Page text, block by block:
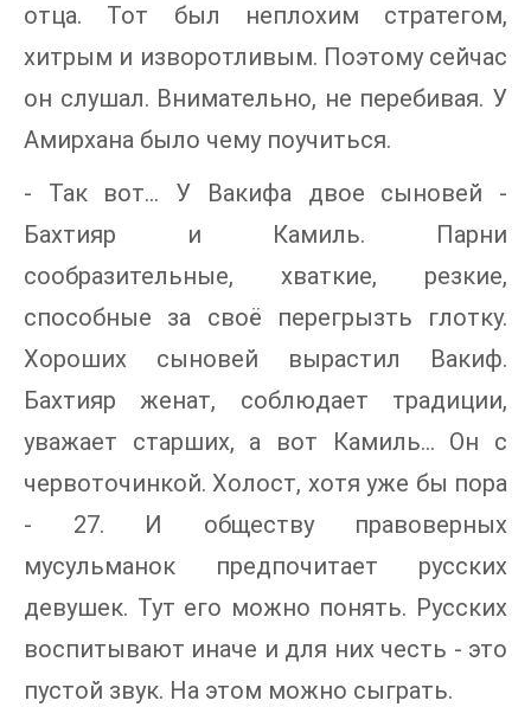
отца. Тот был неплохим стратегом,
хитрым и изворотливым. Поэтому сейчас
он слушал. Внимательно, не перебивая. У
Амирхана было чему поучиться.
- Так вот... У Вакифа двое сыновей -
Бахтияр и Камиль. Парни
сообразительные, хваткие, резкие,
способные за своё перегрызть глотку.
Хороших сыновей вырастил Вакиф.
Бахтияр женат, соблюдает традиции,
уважает старших, а вот Камиль... Он с
червоточинкой. Холост, хотя уже бы пора
- 27. И обществу правоверных
мусульманок предпочитает русских
девушек. Тут его можно понять. Русских
воспитывают иначе и для них честь - это
пустой звук. На этом можно сыграть.